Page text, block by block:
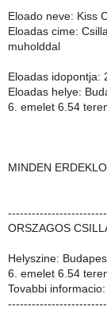
Eloado neve: Kiss
Eloadas cime:
muholddal
Eloadas idopontja:
Eloadas helye:
6. emelet 6.54
MINDEN
ORSZAGOS
Helyszine:
6. emelet 6.54
Tovabbi informacio: